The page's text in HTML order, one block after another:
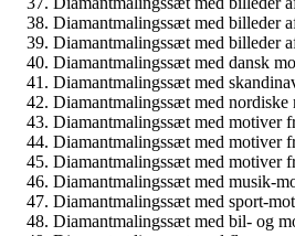
Diamantmalingssæt med billeder
Diamantmalingssæt med billeder
Diamantmalingssæt med dansk
Diamantmalingssæt med
Diamantmalingssæt med nordiske
Diamantmalingssæt med motiver
Diamantmalingssæt med motiver
Diamantmalingssæt med motiver
Diamantmalingssæt med musik-
Diamantmalingssæt med sport-
Diamantmalingssæt med bil- og